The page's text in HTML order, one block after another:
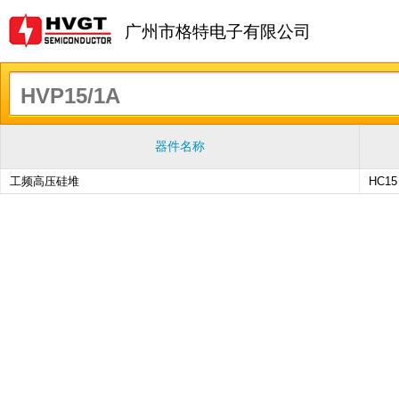
广州市格特电子有限公司
器件名称
工频高压硅堆